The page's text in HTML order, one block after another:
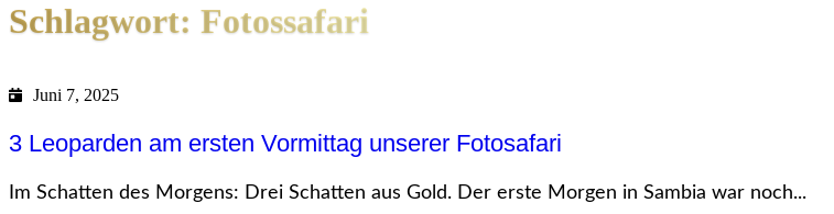
Schlagwort: Fotossafari
Juni 7, 2025
3 Leoparden am ersten Vormittag unserer Fotosafari
Im Schatten des Morgens: Drei Schatten aus Gold. Der erste Morgen in Sambia war noch...